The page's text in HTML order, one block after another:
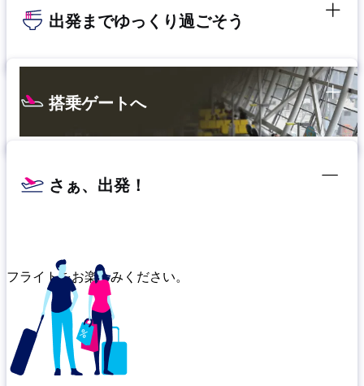
出発までゆっくり過ごそう​
搭乗ゲートへ
さぁ、出発！
フライトをお楽しみください。